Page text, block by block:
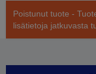
Poistunut tuote -
lisätietoja jatkuvasta